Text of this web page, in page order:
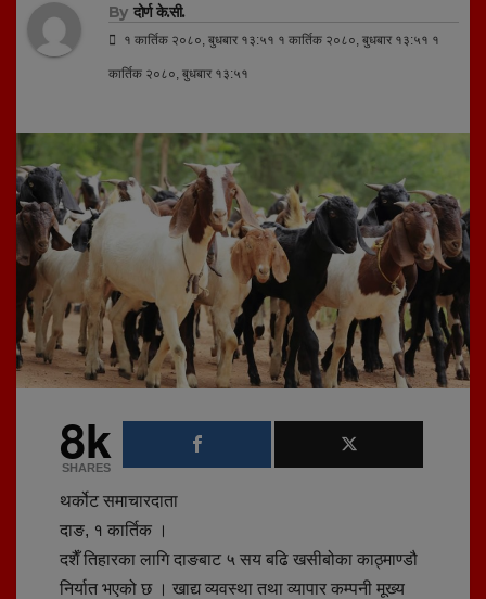
By दोर्ण के.सी.
१ कार्तिक २०८०, बुधबार १३:५१ १ कार्तिक २०८०, बुधबार १३:५१ १
कार्तिक २०८०, बुधबार १३:५१
8k
SHARES
थर्कोट समाचारदाता
दाङ, १ कार्तिक ।
दशैँ तिहारका लागि दाङबाट ५ सय बढि खसीबोका काठ्माण्डौ
निर्यात भएको छ । खाद्य व्यवस्था तथा व्यापार कम्पनी मूख्य